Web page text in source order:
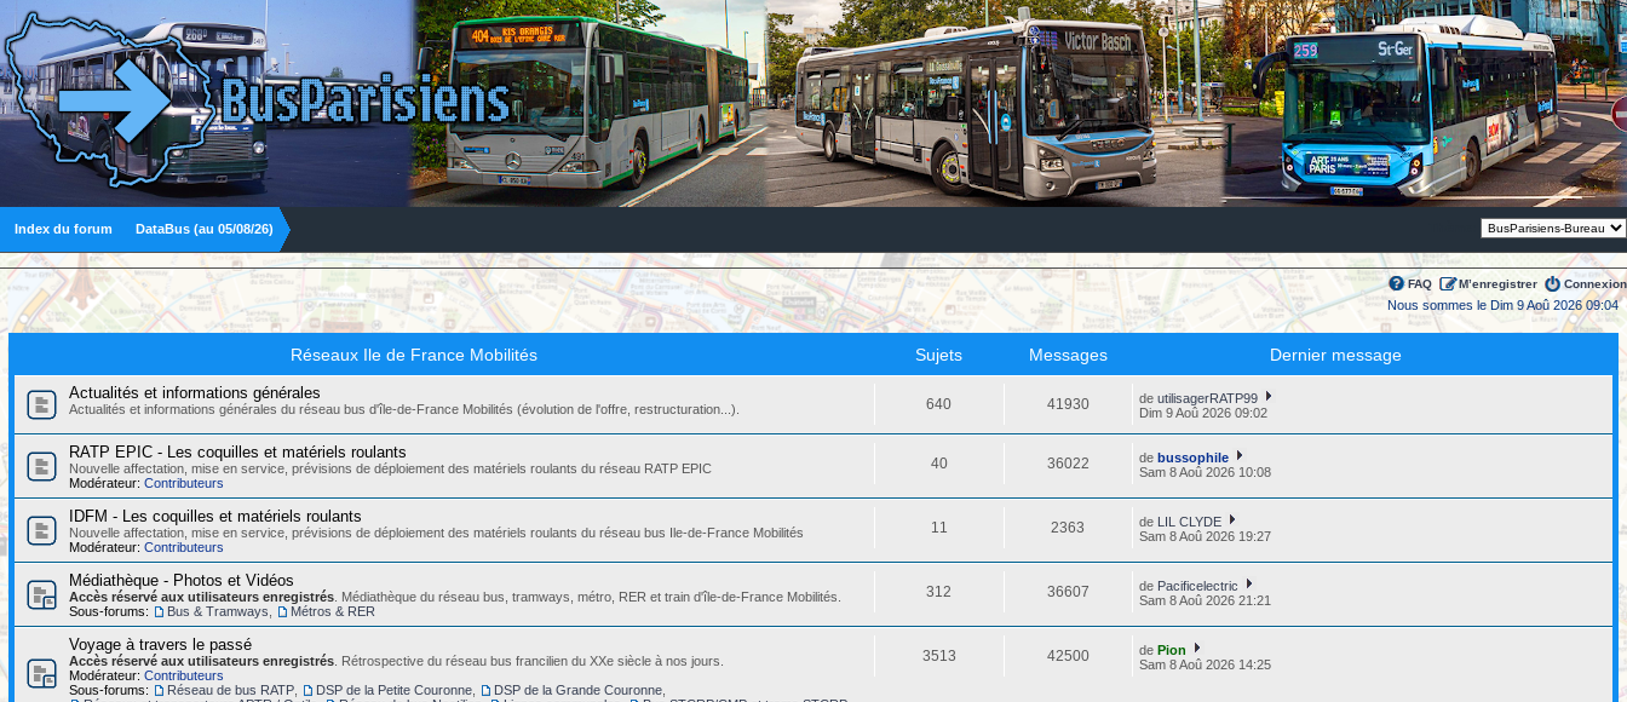
Index du forum DataBus (au 05/08/26)
FAQ M’enregistrer Connexion
Nous sommes le Dim 9 Aoû 2026 09:04
Réseaux Ile de France Mobilités Sujets Messages Dernier message
Actualités et informations générales
Actualités et informations générales du réseau bus d'île-de-France Mobilités (évolution de l'offre, restructuration...). 640 41930 deutilisagerRATP99
Dim 9 Aoû 2026 09:02
RATP EPIC - Les coquilles et matériels roulants
Nouvelle affectation, mise en service, prévisions de déploiement des matériels roulants du réseau RATP EPIC
Modérateur: Contributeurs
40 36022 debussophile
Sam 8 Aoû 2026 10:08
IDFM - Les coquilles et matériels roulants
Nouvelle affectation, mise en service, prévisions de déploiement des matériels roulants du réseau bus Ile-de-France Mobilités
Modérateur: Contributeurs
11 2363 de LIL CLYDE
Sam 8 Aoû 2026 19:27
Médiathèque - Photos et Vidéos
Accès réservé aux utilisateurs enregistrés . Médiathèque du réseau bus, tramways, métro, RER et train d'île-de-France Mobilités.
Sous-forums:
Bus & Tramways Métros & RER
312 36607 de Pacificelectric
Sam 8 Aoû 2026 21:21
Voyage à travers le passé
Accès réservé aux utilisateurs enregistrés . Rétrospective du réseau bus francilien du XXe siècle à nos jours.
Modérateur: Contributeurs
Sous-forums:
Réseau de bus RATP DSP de la Petite Couronne DSP de la Grande Couronne
3513 42500 dePion
Sam 8 Aoû 2026 14:25